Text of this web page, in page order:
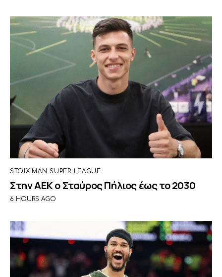
STOIXIMAN SUPER LEAGUE
Στην ΑΕΚ ο Σταύρος Πήλιος έως το 2030
6 HOURS AGO